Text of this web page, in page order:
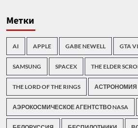
Метки
AI APPLE GABE NEWELL GTA VI
SAMSUNG SPACEX THE ELDER
THE LORD OF THE RINGS АСТРОНОМИЯ
АЭРОКОСМИЧЕСКОЕ АГЕНТСТВО NASA